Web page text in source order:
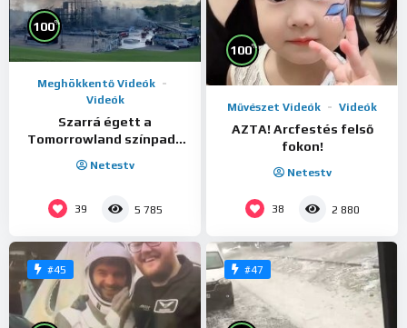
100%
Meghökkentő Videók
Videók
Szarrá égett a
Tomorrowland színpada
Netestv
39 5 785
100%
Művészet Videók Videók
AZTA! Arcfestés felső
fokon!
Netestv
38 2 880
#45 #47